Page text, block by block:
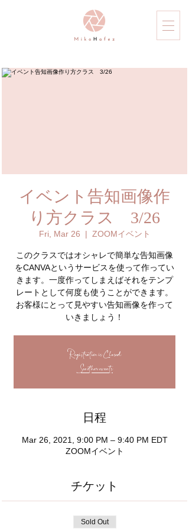
イベント告知画像作
り方クラス 3/26
Fri, Mar 26
  |
ZOOMイベント
このクラスではオシャレで簡単な告知画像
をCANVAというサービスを使って作ってい
きます。一度作ってしまえばそれをテンプ
レートとして何度も使うことができます。
お客様にとって見やすい告知画像を作って
いきましょう！
Registration is Closed
See other events
日程
Mar 26, 2021, 9:00 PM – 9:40 PM EDT
ZOOMイベント
チケット
Sold Out